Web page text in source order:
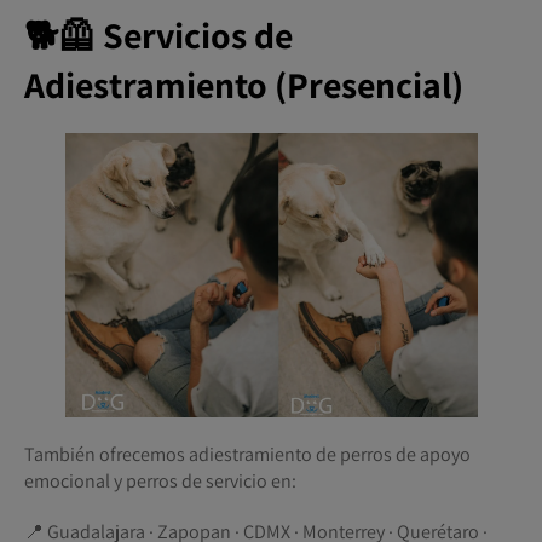
🐕🦺 Servicios de
Adiestramiento (Presencial)
También ofrecemos adiestramiento de perros de apoyo
emocional y perros de servicio en:
📍 Guadalajara · Zapopan · CDMX · Monterrey · Querétaro ·